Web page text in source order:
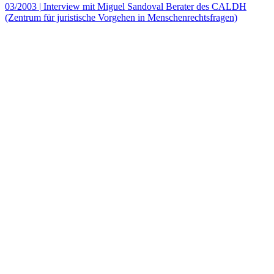
03/2003 | Interview mit Miguel Sandoval Berater des CALDH
(Zentrum für juristische Vorgehen in Menschenrechtsfragen)